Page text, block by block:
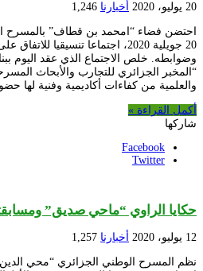
20 يوليو، 2020 أخبارنا 1,246
احتضن فضاء “امحمد بن قطاف” بالمسرح
20 جويلية 2020، اجتماعا تنسيقيا
وضوابطه. خلص الاجتماع الذي عقد اليوم
“المخبر الجزائري للتجارب والأبحاث
والعلمية من كفاءات أكاديمية وفنية لها
أكمل القراءة »
شاركها
Facebook
Twitter
حكايا الراوي “ماحي صديق”
12 يوليو، 2020 أخبارنا 1,257
نظم المسرح الوطني الجزائري “محي